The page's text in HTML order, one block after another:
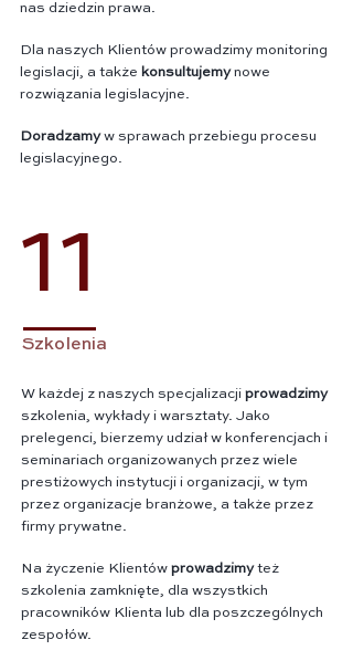
nas dziedzin prawa.
Dla naszych Klientów prowadzimy monitoring
legislacji, a także konsultujemynowe
rozwiązania legislacyjne.
Doradzamyw sprawach przebiegu procesu
legislacyjnego.
Szkolenia
11
W każdej z naszych specjalizacji prowadzimy
szkolenia, wykłady i warsztaty. Jako
prelegenci, bierzemy udział w konferencjach i
seminariach organizowanych przez wiele
prestiżowych instytucji i organizacji, w tym
przez organizacje branżowe, a także przez
firmy prywatne.
Na życzenie Klientów prowadzimyteż
szkolenia zamknięte, dla wszystkich
pracowników Klienta lub dla poszczególnych
zespołów.